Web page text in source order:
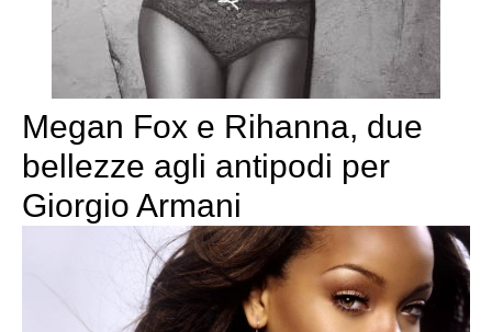
Megan Fox e Rihanna, due
bellezze agli antipodi per
Giorgio Armani